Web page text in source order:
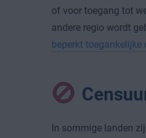
of voor toegang tot
andere regio wordt
beperkt toegankelijke
In sommige landen